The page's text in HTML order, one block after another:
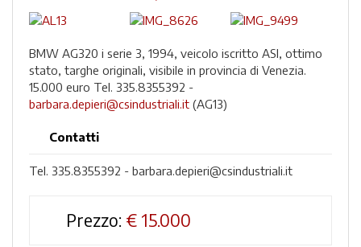
BMW AG320 i serie 3, 1994, veicolo iscritto ASI, ottimo
stato, targhe originali, visibile in provincia di Venezia.
15.000 euro Tel. 335.8355392 -
barbara.depieri@csindustriali.it (AG13)
Contatti
Tel. 335.8355392 - barbara.depieri@csindustriali.it
Prezzo: € 15.000